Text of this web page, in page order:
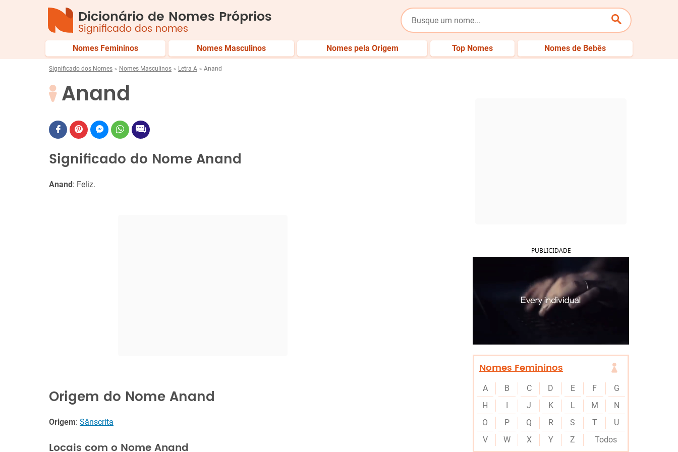
Dicionário de Nomes Próprios
Significado dos nomes
Nomes Femininos Nomes Masculinos Nomes pela Origem Top Nomes Nomes de Bebês
Significado dos Nomes Nomes Masculinos Letra A Anand
Anand
Significado do Nome Anand
Anand: Feliz.
Origem do Nome Anand
Origem: Sânscrita
Locais com o Nome Anand
PUBLICIDADE
Nomes Femininos
A B C D E F
G
H
I J K L M
N
O
P Q R S T
U
V
W X Y Z Todos